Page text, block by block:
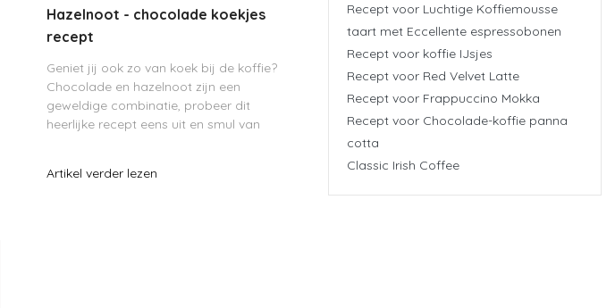
Hazelnoot - chocolade koekjes
recept
Geniet jij ook zo van koek bij de koffie?
Chocolade en hazelnoot zijn een
geweldige combinatie, probeer dit
heerlijke recept eens uit en smul van
Artikel verder lezen
Recept voor Luchtige Koffiemousse
taart met Eccellente espressobonen
Recept voor koffie IJsjes
Recept voor Red Velvet Latte
Recept voor Frappuccino Mokka
Recept voor Chocolade-koffie panna
cotta
Classic Irish Coffee